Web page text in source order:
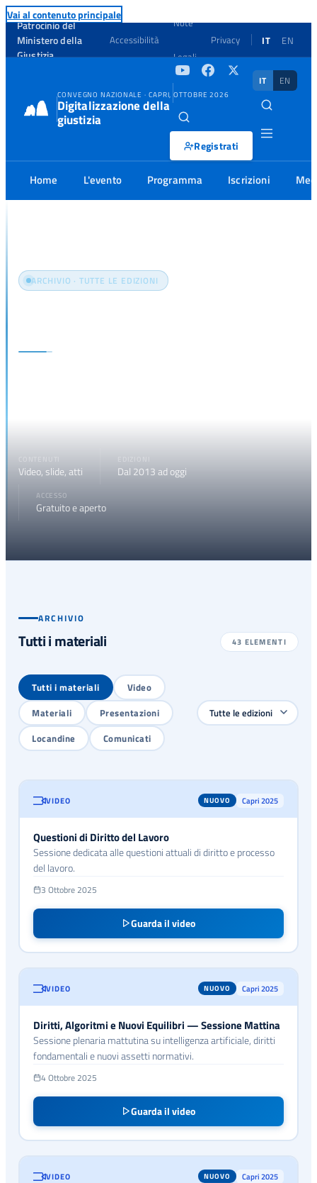
Vai al contenuto principale
Patrocinio del
Ministero della
Giustizia
Accessibilità
Note
Legali
Privacy IT EN
CONVEGNO NAZIONALE · CAPRI, OTTOBRE 2026
Digitalizzazione della
giustizia
Registrati
IT EN
Home L'evento Programma Iscrizioni
ARCHIVIO · TUTTE LE EDIZIONI
CONTENUTI
Video, slide, atti
EDIZIONI
Dal 2013 ad oggi
ACCESSO
Gratuito e aperto
ARCHIVIO
Tutti i materiali 43 ELEMENTI
Tutti i materiali
Video
Materiali
Presentazioni
Locandine
Comunicati
VIDEO NUOVO Capri 2025
Questioni di Diritto del Lavoro
Sessione dedicata alle questioni attuali di diritto e processo
del lavoro.
3 Ottobre 2025
Guarda il video
VIDEO NUOVO Capri 2025
Diritti, Algoritmi e Nuovi Equilibri — Sessione Mattina
Sessione plenaria mattutina su intelligenza artificiale, diritti
fondamentali e nuovi assetti normativi.
4 Ottobre 2025
Guarda il video
VIDEO NUOVO Capri 2025